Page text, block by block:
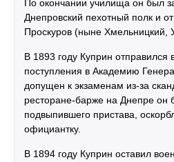
По окончании училища он был
Днепровский пехотный полк и
Проскуров (ныне Хмельницкий,
В 1893 году Куприн отправился
поступления в Академию
допущен к экзаменам из-за
ресторане-барже на Днепре он
подвыпившего пристава,
официантку.
В 1894 году Куприн оставил